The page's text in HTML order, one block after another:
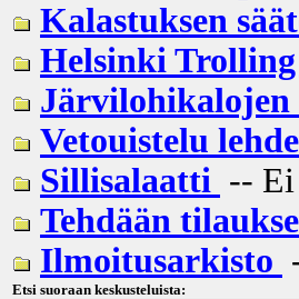
Kalastuksen
Helsinki
Järvilohikalojen
Vetouistelu
Sillisalaatti --
Tehdään
Ilmoitusarkisto
Etsi suoraan keskusteluista: